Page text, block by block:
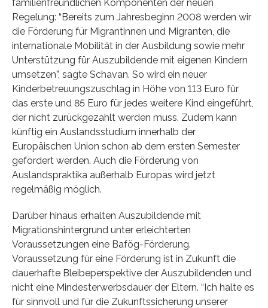
familienfreundlichen Komponenten der neuen
Regelung: “Bereits zum Jahresbeginn 2008 werden wir
die Förderung für Migrantinnen und Migranten, die
internationale Mobilität in der Ausbildung sowie mehr
Unterstützung für Auszubildende mit eigenen Kindern
umsetzen”, sagte Schavan. So wird ein neuer
Kinderbetreuungszuschlag in Höhe von 113 Euro für
das erste und 85 Euro für jedes weitere Kind eingeführt,
der nicht zurückgezahlt werden muss. Zudem kann
künftig ein Auslandsstudium innerhalb der
Europäischen Union schon ab dem ersten Semester
gefördert werden. Auch die Förderung von
Auslandspraktika außerhalb Europas wird jetzt
regelmäßig möglich.
Darüber hinaus erhalten Auszubildende mit
Migrationshintergrund unter erleichterten
Voraussetzungen eine Bafög-Förderung.
Voraussetzung für eine Förderung ist in Zukunft die
dauerhafte Bleibeperspektive der Auszubildenden und
nicht eine Mindesterwerbsdauer der Eltern. “Ich halte es
für sinnvoll und für die Zukunftssicherung unserer